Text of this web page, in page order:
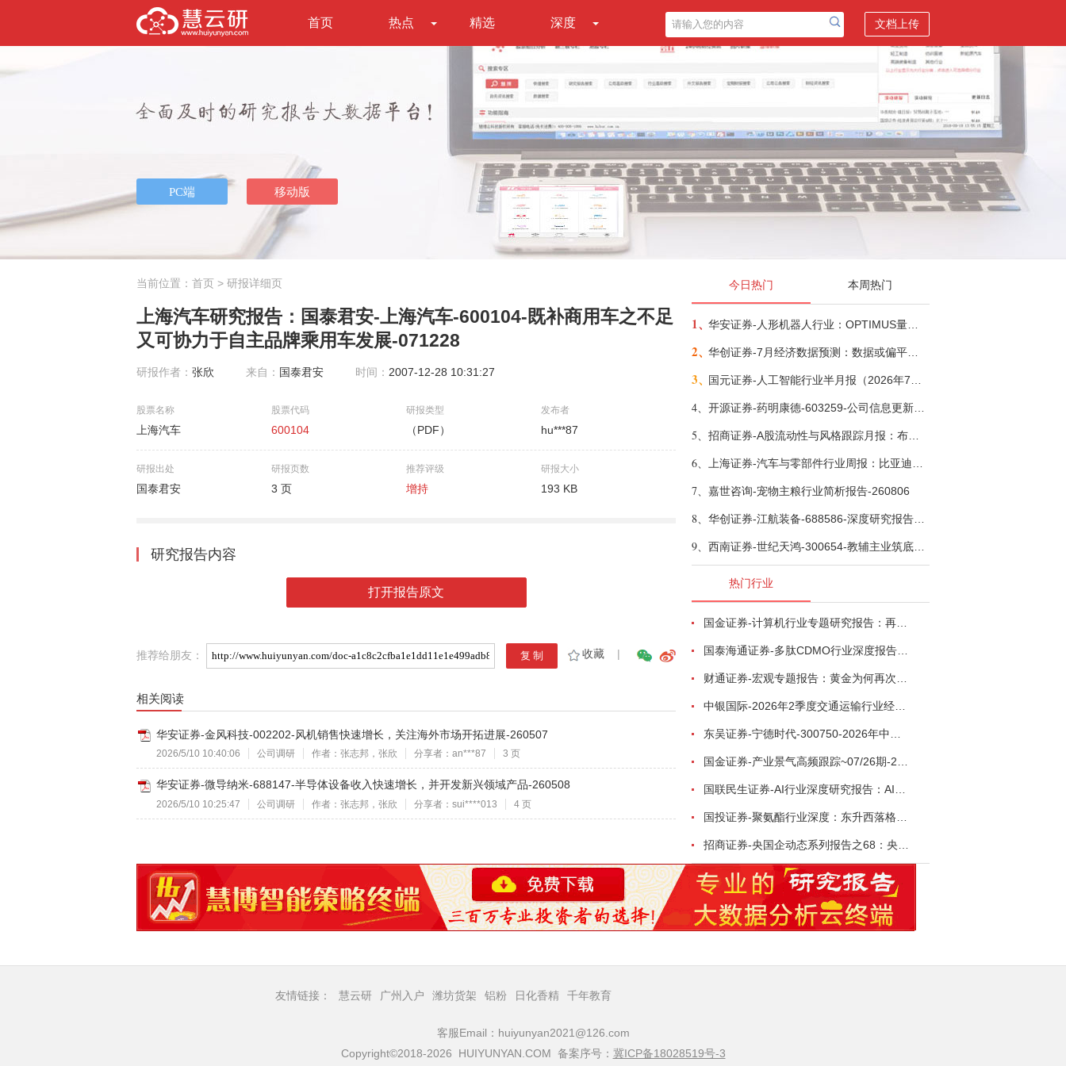
首页 热点 精选 深度 文档上传
当前位置： 首页 > 研报详细页
上海汽车研究报告：国泰君安-上海汽车-600104-既补商用车之不足
又可协力于自主品牌乘用车发展-071228
研报作者： 张欣 来自： 国泰君安 时间： 2007-12-28 10:31:27
股票名称
上海汽车
股票代码
600104
研报类型
（PDF）
发布者
hu***87
研报出处
国泰君安
研报页数
3 页
推荐评级
增持
研报大小
193 KB
研究报告内容
打开报告原文
推荐给朋友： 收藏 |
相关阅读
华安证券-金风科技-002202-风机销售快速增长，关注海外市场开拓进展-260507
2026/5/10 10:40:06 公司调研 作者：张志邦，张欣 分享者：an***87 3 页
华安证券-微导纳米-688147-半导体设备收入快速增长，并开发新兴领域产品-260508
2026/5/10 10:25:47 公司调研 作者：张志邦，张欣 分享者：sui****013 4 页
今日热门 本周热门
1、
2、
3、
4、
5、
6、
7、 嘉世咨询-宠物主粮行业简析报告-260806
8、
9、
热门行业
友情链接： 慧云研 广州入户 潍坊货架 铝粉 日化香精 千年教育
客服Email：huiyunyan2021@126.com
Copyright©2018-2026 HUIYUNYAN.COM 备案序号： 冀ICP备18028519号-3